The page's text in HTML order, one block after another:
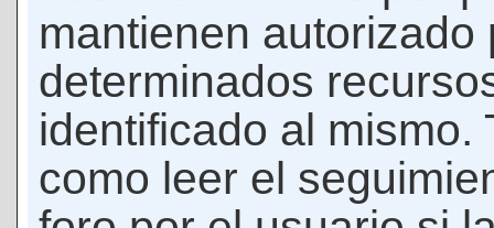
mantienen autorizado
determinados
identificado al mismo.
como leer el